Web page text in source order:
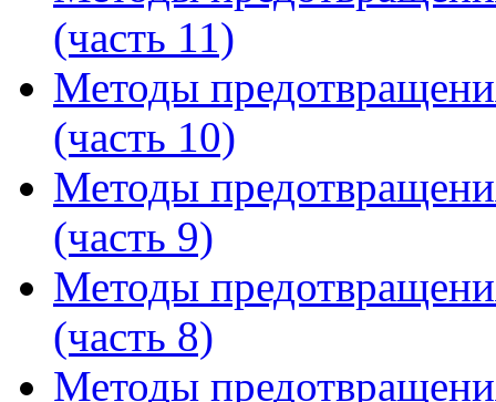
(часть 11)
Методы
(часть 10)
Методы
(часть 9)
Методы
(часть 8)
Методы